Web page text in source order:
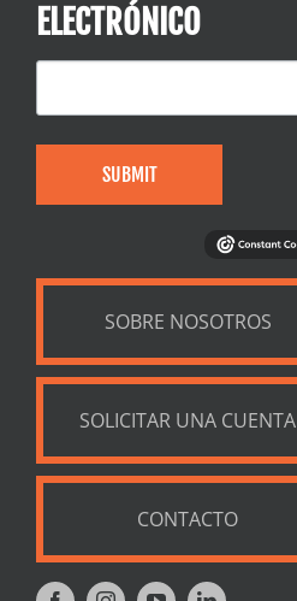
ELECTRÓNICO
SUBMIT
SOBRE NOSOTROS
SOLICITAR UNA CUENTA
CONTACTO